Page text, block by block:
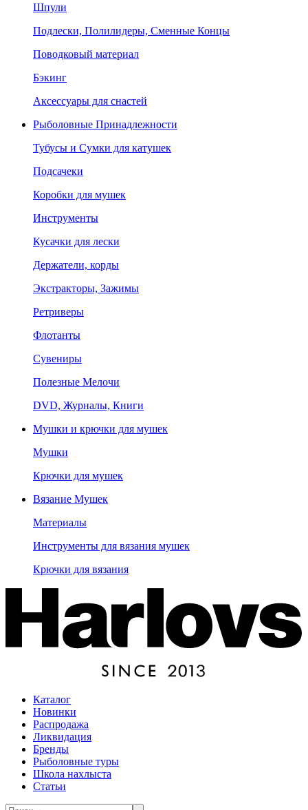
Шпули
Подлески, Полилидеры, Сменные Концы
Поводковый материал
Бэкинг
Аксессуары для снастей
Рыболовные Принадлежности
Тубусы и Сумки для катушек
Подсачеки
Коробки для мушек
Инструменты
Кусачки для лески
Держатели, корды
Экстракторы, Зажимы
Ретриверы
Флотанты
Сувениры
Полезные Мелочи
DVD, Журналы, Книги
Мушки и крючки для мушек
Мушки
Крючки для мушек
Вязание Мушек
Материалы
Инструменты для вязания мушек
Крючки для вязания
Каталог
Новинки
Распродажа
Ликвидация
Бренды
Рыболовные туры
Школа нахлыста
Статьи